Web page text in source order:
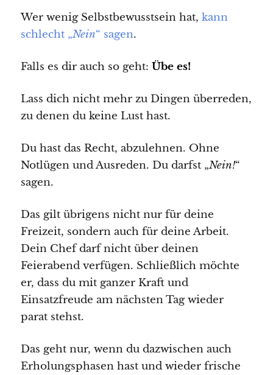
Wer wenig Selbstbewusstsein hat, kann
schlecht „Nein“ sagen.
Falls es dir auch so geht: Übe es!
Lass dich nicht mehr zu Dingen überreden,
zu denen du keine Lust hast.
Du hast das Recht, abzulehnen. Ohne
Notlügen und Ausreden. Du darfst „Nein!“
sagen.
Das gilt übrigens nicht nur für deine
Freizeit, sondern auch für deine Arbeit.
Dein Chef darf nicht über deinen
Feierabend verfügen. Schließlich möchte
er, dass du mit ganzer Kraft und
Einsatzfreude am nächsten Tag wieder
parat stehst.
Das geht nur, wenn du dazwischen auch
Erholungsphasen hast und wieder frische